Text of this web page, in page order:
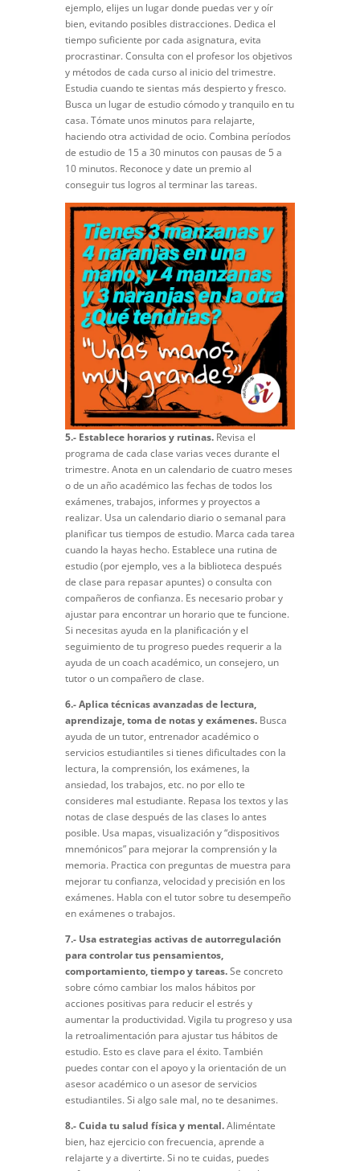
ejemplo, elijes un lugar donde puedas ver y oír
bien, evitando posibles distracciones. Dedica el
tiempo suficiente por cada asignatura, evita
procrastinar. Consulta con el profesor los objetivos
y métodos de cada curso al inicio del trimestre.
Estudia cuando te sientas más despierto y fresco.
Busca un lugar de estudio cómodo y tranquilo en tu
casa. Tómate unos minutos para relajarte,
haciendo otra actividad de ocio. Combina períodos
de estudio de 15 a 30 minutos con pausas de 5 a
10 minutos. Reconoce y date un premio al
conseguir tus logros al terminar las tareas.
5.- Establece horarios y rutinas.Revisa el
programa de cada clase varias veces durante el
trimestre. Anota en un calendario de cuatro meses
o de un año académico las fechas de todos los
exámenes, trabajos, informes y proyectos a
realizar. Usa un calendario diario o semanal para
planificar tus tiempos de estudio. Marca cada tarea
cuando la hayas hecho. Establece una rutina de
estudio (por ejemplo, ves a la biblioteca después
de clase para repasar apuntes) o consulta con
compañeros de confianza. Es necesario probar y
ajustar para encontrar un horario que te funcione.
Si necesitas ayuda en la planificación y el
seguimiento de tu progreso puedes requerir a la
ayuda de un coach académico, un consejero, un
tutor o un compañero de clase.
6.- Aplica técnicas avanzadas de lectura,
aprendizaje, toma de notas y exámenes.Busca
ayuda de un tutor, entrenador académico o
servicios estudiantiles si tienes dificultades con la
lectura, la comprensión, los exámenes, la
ansiedad, los trabajos, etc. no por ello te
consideres mal estudiante. Repasa los textos y las
notas de clase después de las clases lo antes
posible. Usa mapas, visualización y “dispositivos
mnemónicos” para mejorar la comprensión y la
memoria. Practica con preguntas de muestra para
mejorar tu confianza, velocidad y precisión en los
exámenes. Habla con el tutor sobre tu desempeño
en exámenes o trabajos.
7.- Usa estrategias activas de autorregulación
para controlar tus pensamientos,
comportamiento, tiempo y tareas.Se concreto
sobre cómo cambiar los malos hábitos por
acciones positivas para reducir el estrés y
aumentar la productividad. Vigila tu progreso y usa
la retroalimentación para ajustar tus hábitos de
estudio. Esto es clave para el éxito. También
puedes contar con el apoyo y la orientación de un
asesor académico o un asesor de servicios
estudiantiles. Si algo sale mal, no te desanimes.
8.- Cuida tu salud física y mental.Aliméntate
bien, haz ejercicio con frecuencia, aprende a
relajarte y a divertirte. Si no te cuidas, puedes